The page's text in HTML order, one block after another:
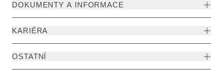
DOKUMENTY A INFORMACE
KARIÉRA
OSTATNÍ